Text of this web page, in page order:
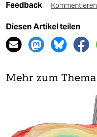
Feedback Kommentieren
Diesen Artikel teilen
Mehr zum Thema